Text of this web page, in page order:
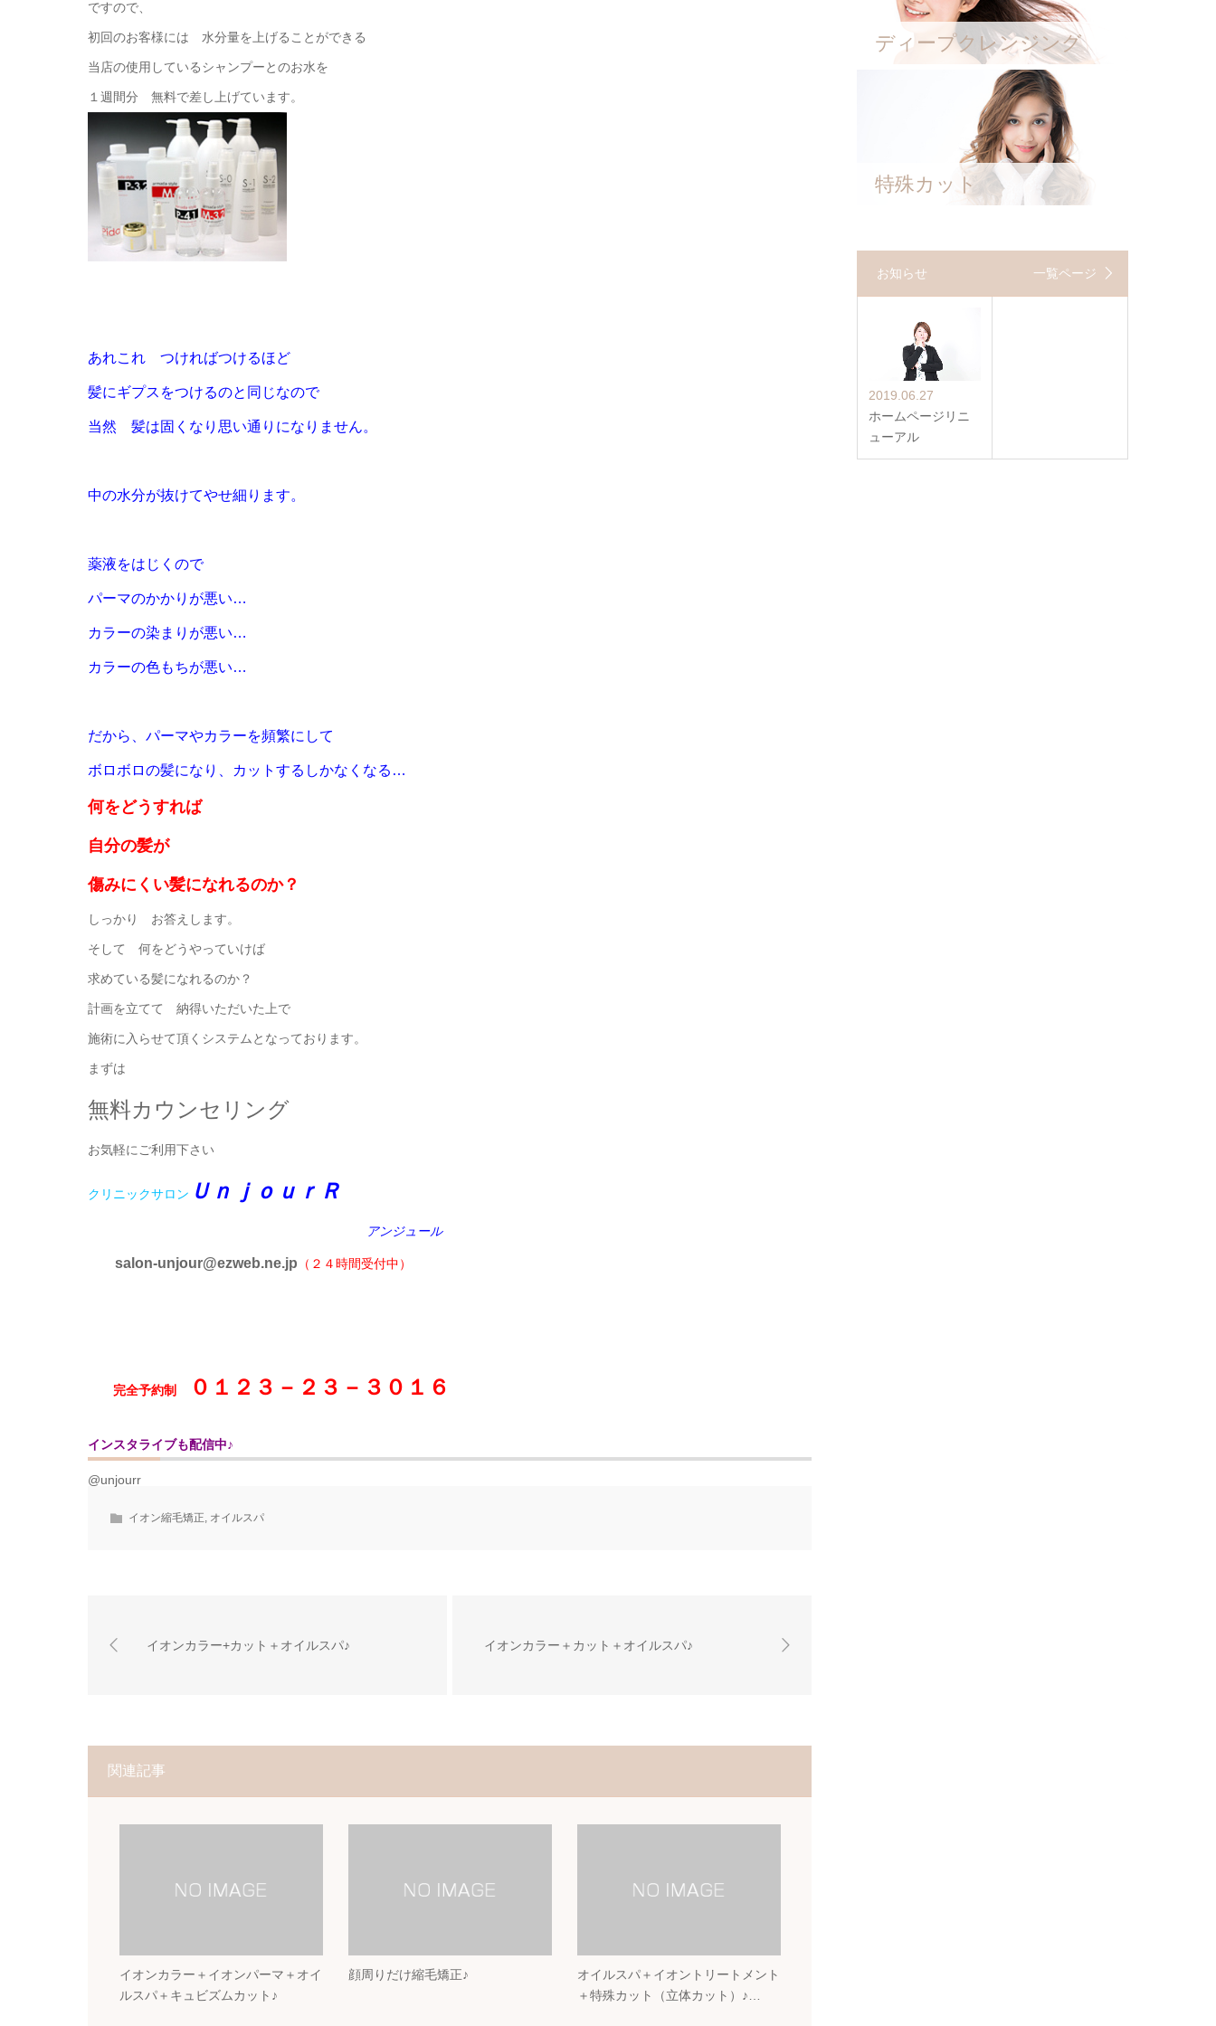
ですので、
初回のお客様には 水分量を上げることができる
当店の使用しているシャンプーとのお水を
１週間分 無料で差し上げています。
あれこれ つければつけるほど
髪にギプスをつけるのと同じなので
当然 髪は固くなり思い通りになりません。
中の水分が抜けてやせ細ります。
薬液をはじくので
パーマのかかりが悪い…
カラーの染まりが悪い…
カラーの色もちが悪い…
だから、パーマやカラーを頻繁にして
ボロボロの髪になり 、カットするしかなくなる…
何をどうすれば
自分の髪が
傷みにくい髪になれるのか？
しっかり お答えします。
そして 何をどうやっていけば
求めている髪になれるのか？
計画を立てて 納得いただいた上で
施術に入らせて頂くシステムとなっております。
まずは
無料カウンセリング
お気軽にご利用下さい
クリニックサロン ＵｎｊｏｕｒＲ
アンジュール
salon-unjour@ezweb.ne.jp （２４時間受付中）
完全予約制 ０１２３－２３－３０１６
インスタライブも配信中♪
@unjourr
イオン縮毛矯正, オイルスパ
イオンカラー+カット＋オイルスパ♪ イオンカラー＋カット＋オイルスパ♪
関連記事
イオンカラー＋イオンパーマ＋オイ
ルスパ＋キュビズムカット♪
顔周りだけ縮毛矯正♪
オイルスパ＋イオントリートメント
＋特殊カット（立体カット）♪…
ディープクレンジング
特殊カット
お知らせ 一覧ページ
2019.06.27
ホームページリニ
ューアル